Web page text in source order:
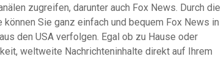
zugreifen, darunter auch Fox News. Durch die
Sie ganz einfach und bequem Fox News in
den USA verfolgen. Egal ob zu Hause oder
weltweite Nachrichteninhalte direkt auf Ihrem